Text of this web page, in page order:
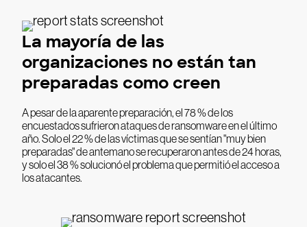
La mayoría de las
organizaciones no están tan
preparadas como creen
A pesar de la aparente preparación, el 78 % de los
encuestados sufrieron ataques de ransomware en el último
año. Solo el 22 % de las víctimas que se sentían "muy bien
preparadas" de antemano se recuperaron antes de 24 horas,
y solo el 38 % solucionó el problema que permitió el acceso a
los atacantes.